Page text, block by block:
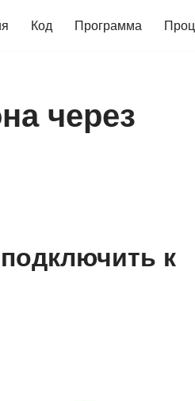
Код Программа
через
к